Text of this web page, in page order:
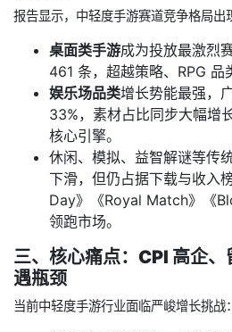
报告显示，中轻度手游赛道竞争格局出
桌面类手游成为投放最激烈
461 条，超越策略、RPG 品
娱乐场品类增长势能最强，
33%，素材占比同步大幅增
核心引擎。
休闲、模拟、益智解谜等传
下滑，但仍占据下载与收入
Day》《Royal Match》《
领跑市场。
三、核心痛点：CPI 高企
遇瓶颈
当前中轻度手游行业面临严峻增长挑战：